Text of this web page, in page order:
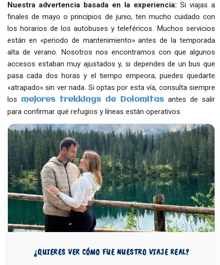
Nuestra advertencia basada en la experiencia: Si viajas a
finales de mayo o principios de junio, ten mucho cuidado con
los horarios de los autobuses y teleféricos. Muchos servicios
están en «periodo de mantenimiento» antes de la temporada
alta de verano. Nosotros nos encontramos con que algunos
accesos estaban muy ajustados y, si dependes de un bus que
pasa cada dos horas y el tiempo empeora, puedes quedarte
«atrapado» sin ver nada. Si optas por esta vía, consulta siempre
los mejores trekkings de Dolomitas antes de salir
para confirmar qué refugios y líneas están operativos.
¿QUIERES VER CÓMO FUE NUESTRO VIAJE REAL?